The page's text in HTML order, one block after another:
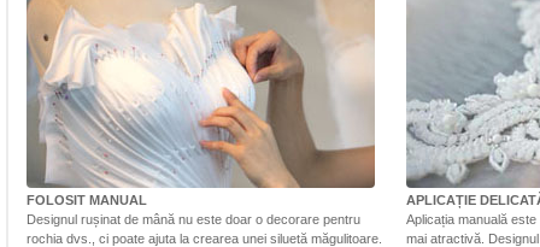
FOLOSIT MANUAL
Designul rușinat de mână nu este doar o decorare pentru
rochia dvs., ci poate ajuta la crearea unei siluetă măgulitoare.
APLICAȚIE
Aplicația manuală
mai atractivă.